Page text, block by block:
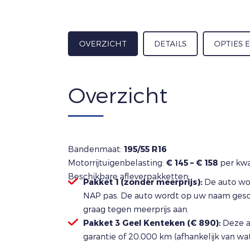
OVERZICHT DETAILS OPTIES
Overzicht
Bandenmaat: 195/55 R16
Motorrijtuigenbelasting: € 145 – € 158 per
Beschikbare afleverpakketten:
Pakket 1 (zonder meerprijs): De auto
NAP pas. De auto wordt op uw naam
graag tegen meerprijs aan.
Pakket 3 Geel Kenteken (€ 890): Deze
garantie of 20.000 km (afhankelijk van